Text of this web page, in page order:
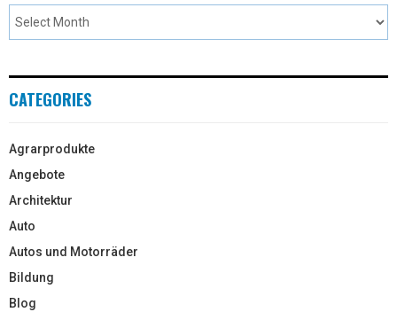
CATEGORIES
Agrarprodukte
Angebote
Architektur
Auto
Autos und Motorräder
Bildung
Blog